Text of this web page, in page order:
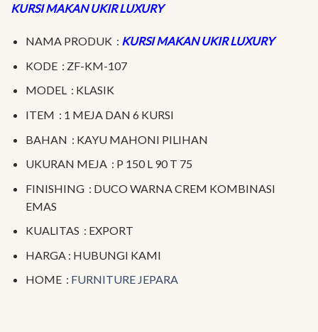
KURSI MAKAN UKIR LUXURY
NAMA PRODUK : KURSI MAKAN UKIR LUXURY
KODE : ZF-KM-107
MODEL : KLASIK
ITEM : 1 MEJA DAN 6 KURSI
BAHAN : KAYU MAHONI PILIHAN
UKURAN MEJA : P 150 L 90 T 75
FINISHING : DUCO WARNA CREM KOMBINASI
EMAS
KUALITAS : EXPORT
HARGA : HUBUNGI KAMI
HOME : FURNITURE JEPARA